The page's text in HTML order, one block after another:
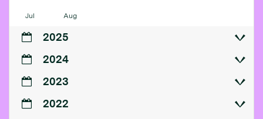
Jul Aug
2025
2024
2023
2022